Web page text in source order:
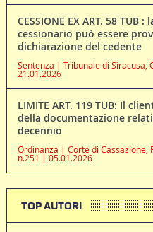
CESSIONE EX ART. 58
cessionario può essere
dichiarazione del cedente
Sentenza | Tribunale di Siracusa,
21.01.2026
LIMITE ART. 119 TUB: Il
della documentazione
decennio
Ordinanza | Corte di Cassazione,
n.251 | 05.01.2026
TOP AUTORI